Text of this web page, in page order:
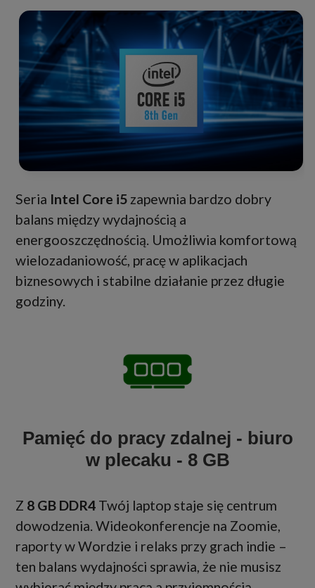
Seria Intel Core i5 zapewnia bardzo dobry
balans między wydajnością a
energooszczędnością. Umożliwia komfortową
wielozadaniowość, pracę w aplikacjach
biznesowych i stabilne działanie przez długie
godziny.
Pamięć do pracy zdalnej - biuro
w plecaku - 8 GB
Z 8 GB DDR4 Twój laptop staje się centrum
dowodzenia. Wideokonferencje na Zoomie,
raporty w Wordzie i relaks przy grach indie –
ten balans wydajności sprawia, że nie musisz